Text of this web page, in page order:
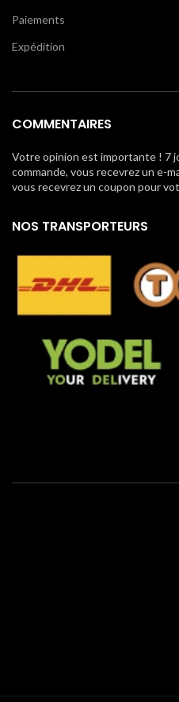
Paiements
Expédition
COMMENTAIRES
Votre opinion est importante ! 7
commande, vous recevrez un e-
vous recevrez un coupon pour
NOS TRANSPORTEURS